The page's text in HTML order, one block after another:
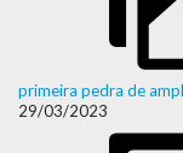
primeira pedra de
29/03/2023